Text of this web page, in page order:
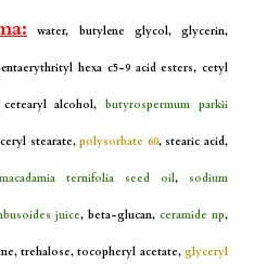
water, butylene glycol, glycerin,
hexa c5-9 acid esters, cetyl
alcohol,butyrospermum parkii
stearate,polysorbate 60, stearic acid,
macadamia ternifolia seed oil, sodium
juice, beta-glucan, ceramide np,
trehalose, tocopheryl acetate, glyceryl